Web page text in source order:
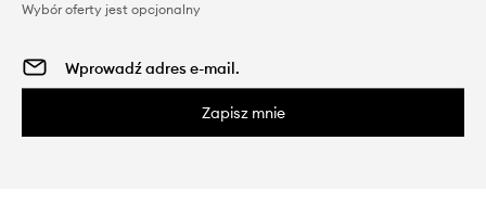
Wybór oferty jest opcjonalny
Zapisz mnie